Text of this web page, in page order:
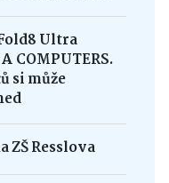
Ultra
COMPUTERS.
si může
ZŠ Resslova